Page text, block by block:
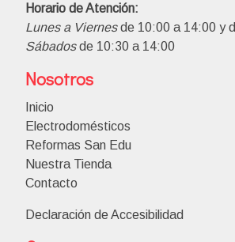
Horario de Atención:
Lunes a Viernesde 10:00 a 14:00 y
Sábadosde 10:30 a 14:00
Nosotros
Inicio
Electrodomésticos
Reformas San Edu
Nuestra Tienda
Contacto
Declaración de Accesibilidad